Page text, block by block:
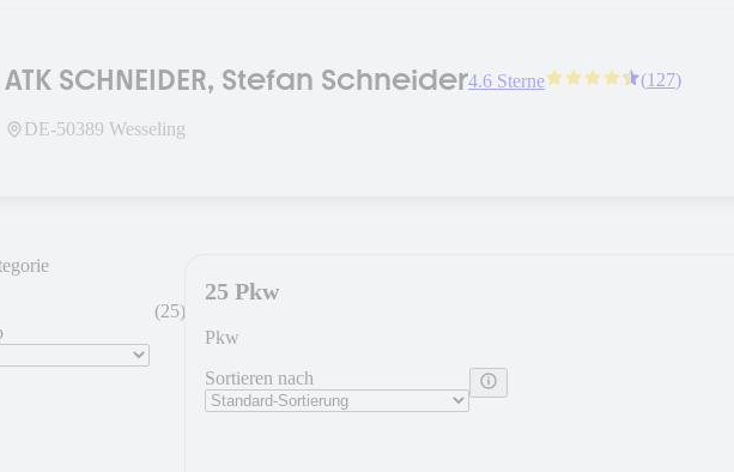
ATK SCHNEIDER, Stefan Schneider4.6 Sterne (127)
DE-50389 Wesseling
(25)
25 Pkw
Pkw
Sortieren nach